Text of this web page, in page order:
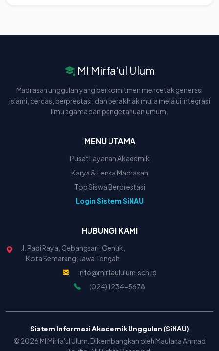
MI Mirfa'ul Ulum
Madrasah unggulan yang berkomitmen mencetak generasi
islami, cerdas, berprestasi, dan berakhlak mulia melalui integrasi
ilmu agama dan pengetahuan umum.
MENU UTAMA
Pusat Layanan Akademik
Karya & Lensa Madrasah
Top Siswa Berprestasi
Login Sistem SiNAU
HUBUNGI KAMI
Jl. Padi Raya, Gebangsari, Genuk,
Kota Semarang, Jawa Tengah
info@mirfaululum.sch.id
(024) 1234-5678
Sistem Informasi Akademik Unggulan (SiNAU)
© 2026 MI Mirfa'ul Ulum. Dikembangkan oleh Maulana Ahmad